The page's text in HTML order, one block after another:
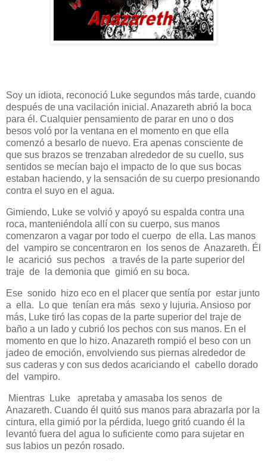
Soy un idiota, reconoció Luke segundos más tarde, cuando
después de una vacilación inicial. Anazareth abrió la boca
para él. Cualquier pensamiento de parar en uno o dos
besos voló por la ventana en el momento en que ella
comenzó a besarlo de nuevo. Era apenas consciente de
que sus brazos se trenzaban alrededor de su cuello, sus
sentidos se mecían bajo el impacto de lo que sus bocas
estaban haciendo, y la sensación de su cuerpo presionando
contra el suyo en el agua.
Gimiendo, Luke se volvió y apoyó su espalda contra una
roca, manteniéndola allí con su cuerpo, sus manos
comenzaron a vagar por todo el cuerpo de ella. Las manos
del vampiro se concentraron en los senos de Anazareth. Él
le acarició sus pechos a través de la parte superior del
traje de la demonia que gimió en su boca.
Ese sonido hizo eco en el placer que sentía por estar junto
a ella. Lo que tenían era más sexo y lujuria. Ansioso por
más, Luke tiró las copas de la parte superior del traje de
baño a un lado y cubrió los pechos con sus manos. En el
momento en que lo hizo. Anazareth rompió el beso con un
jadeo de emoción, envolviendo sus piernas alrededor de
sus caderas y con sus dedos acariciando el cabello dorado
del vampiro.
Mientras Luke apretaba y amasaba los senos de
Anazareth. Cuando él quitó sus manos para abrazarla por la
cintura, ella gimió por la pérdida, luego gritó cuando él la
levantó fuera del agua lo suficiente como para sujetar en
sus labios un pezón rosado.